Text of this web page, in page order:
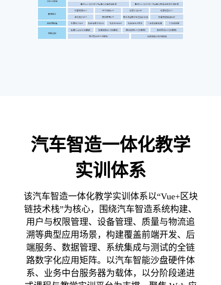
汽车智造一体化教学
实训体系
该汽车智造一体化教学实训体系以“Vue+区块
链技术栈”为核心，围绕汽车智造系统构建、
用户与权限管理、设备管理、质量与物流追
溯等典型应用场景，构建覆盖前端开发、后
端服务、数据管理、系统集成与测试的全链
路数字化应用矩阵。以汽车智能沙盘硬件体
系、业务中台服务器为载体，以分阶段递进